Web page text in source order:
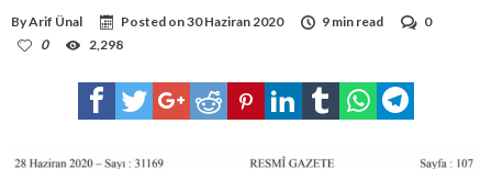
ByArif Ünal Posted on30 Haziran 2020 9 min read
0
0
2,298